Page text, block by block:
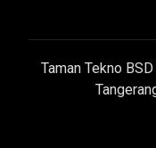
Taman Tekno